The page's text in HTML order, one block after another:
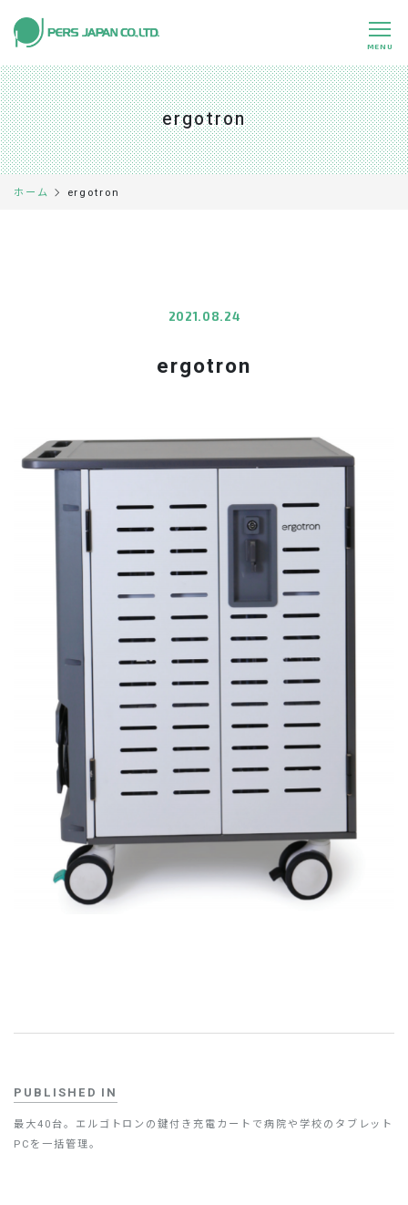
MENU
私たちの特長 About Us
事業内容 Business
0120-891-224 平日 9:00～17:45
ergotron
ホーム ergotron
2021.08.24
ergotron
PUBLISHED IN
最大40台。エルゴトロンの鍵付き充電カートで病院や学校のタブレット
PCを一括管理。